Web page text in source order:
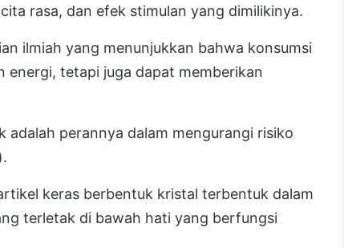
rasa, dan efek stimulan yang dimilikinya.
ilmiah yang menunjukkan bahwa konsumsi
energi, tetapi juga dapat memberikan
adalah perannya dalam mengurangi risiko
keras berbentuk kristal terbentuk dalam
terletak di bawah hati yang berfungsi